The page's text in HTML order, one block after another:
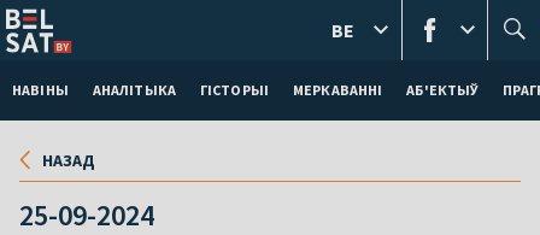
НАВІНЫ АНАЛІТЫКА ГІСТОРЫІ МЕРКАВАННI АБ'ЕКТЫЎ
BE
НАЗАД
25-09-2024